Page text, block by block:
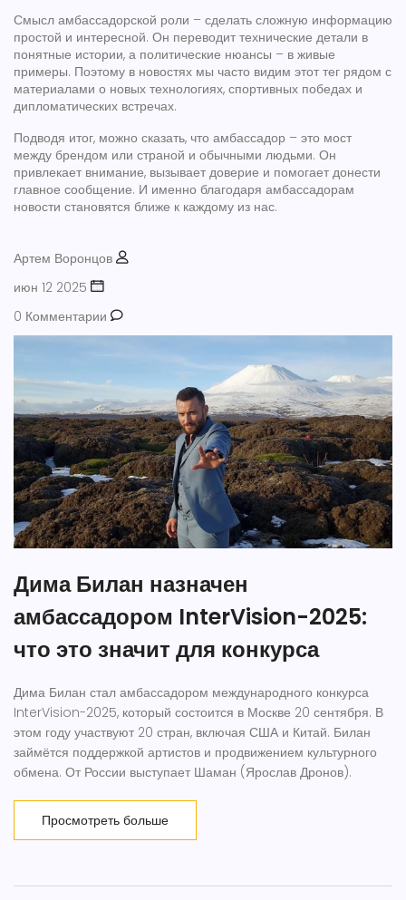
Смысл амбассадорской роли – сделать сложную информацию
простой и интересной. Он переводит технические детали в
понятные истории, а политические нюансы – в живые
примеры. Поэтому в новостях мы часто видим этот тег рядом с
материалами о новых технологиях, спортивных победах и
дипломатических встречах.
Подводя итог, можно сказать, что амбассадор – это мост
между брендом или страной и обычными людьми. Он
привлекает внимание, вызывает доверие и помогает донести
главное сообщение. И именно благодаря амбассадорам
новости становятся ближе к каждому из нас.
Артем Воронцов
июн 12 2025
0 Комментарии
Дима Билан назначен
амбассадором InterVision-2025:
что это значит для конкурса
Дима Билан стал амбассадором международного конкурса
InterVision-2025, который состоится в Москве 20 сентября. В
этом году участвуют 20 стран, включая США и Китай. Билан
займётся поддержкой артистов и продвижением культурного
обмена. От России выступает Шаман (Ярослав Дронов).
Просмотреть больше